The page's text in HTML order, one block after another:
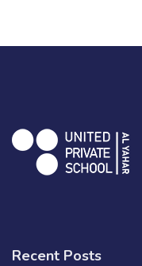
Recent Posts